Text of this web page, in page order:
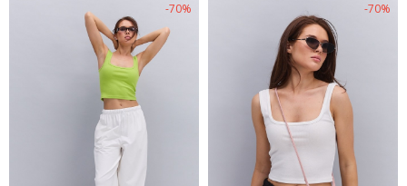
-70% -70%